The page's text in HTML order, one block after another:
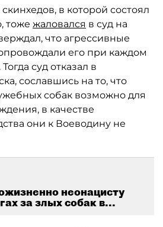
в которой состоял
тоже жаловался в суд на
что агрессивные
его при каждом
суд отказал в
сославшись на то, что
собак возможно для
в качестве
они к Воеводину не
неонацисту
за злых собак в...